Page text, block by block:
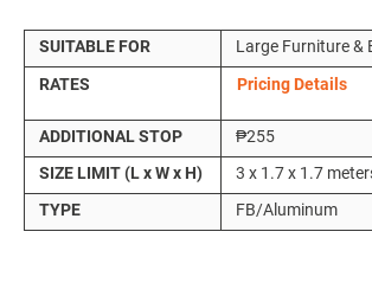
SUITABLE FOR
Large Furniture &
RATES
Pricing Details
ADDITIONAL STOP
₱255
SIZE LIMIT (L x W x H)
3 x 1.7 x 1.7
TYPE
FB/Aluminum